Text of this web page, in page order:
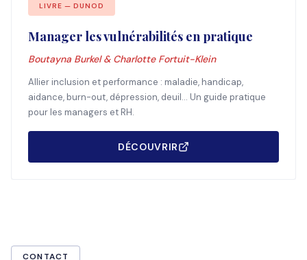
LIVRE — DUNOD
Manager les vulnérabilités en pratique
Boutayna Burkel & Charlotte Fortuit-Klein
Allier inclusion et performance : maladie, handicap,
aidance, burn-out, dépression, deuil... Un guide pratique
pour les managers et RH.
DÉCOUVRIR
CONTACT